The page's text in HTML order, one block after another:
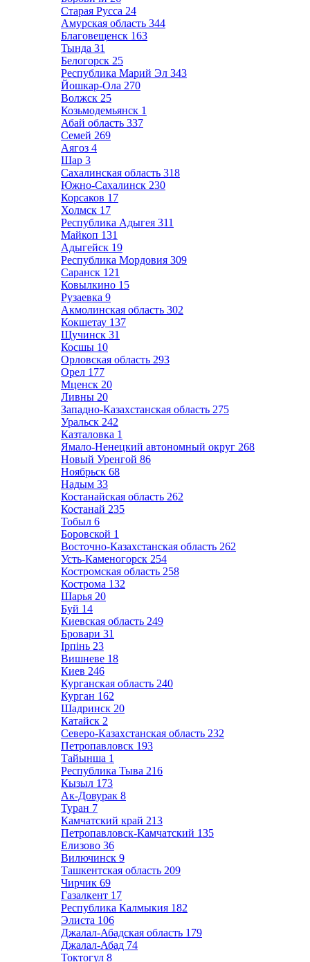
Старая Русса 24
Амурская область 344
Благовещенск 163
Тында 31
Белогорск 25
Республика Марий Эл 343
Йошкар-Ола 270
Волжск 25
Козьмодемьянск 1
Абай область 337
Семей 269
Аягоз 4
Шар 3
Сахалинская область 318
Южно-Сахалинск 230
Корсаков 17
Холмск 17
Республика Адыгея 311
Майкоп 131
Адыгейск 19
Республика Мордовия 309
Саранск 121
Ковылкино 15
Рузаевка 9
Акмолинская область 302
Кокшетау 137
Щучинск 31
Косшы 10
Орловская область 293
Орел 177
Мценск 20
Ливны 20
Западно-Казахстанская область 275
Уральск 242
Казталовка 1
Ямало-Ненецкий автономный округ 268
Новый Уренгой 86
Ноябрьск 68
Надым 33
Костанайская область 262
Костанай 235
Тобыл 6
Боровской 1
Восточно-Казахстанская область 262
Усть-Каменогорск 254
Костромская область 258
Кострома 132
Шарья 20
Буй 14
Киевская область 249
Бровари 31
Ірпінь 23
Вишневе 18
Киев 246
Курганская область 240
Курган 162
Шадринск 20
Катайск 2
Северо-Казахстанская область 232
Петропавловск 193
Тайынша 1
Республика Тыва 216
Кызыл 173
Ак-Довурак 8
Туран 7
Камчатский край 213
Петропавловск-Камчатский 135
Елизово 36
Вилючинск 9
Ташкентская область 209
Чирчик 69
Газалкент 17
Республика Калмыкия 182
Элиста 106
Джалал-Абадская область 179
Джалал-Абад 74
Токтогул 8